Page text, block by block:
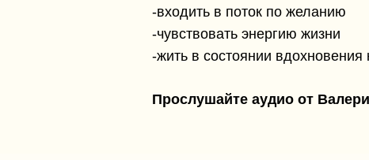
В ИЮНЕ
-входить в поток по желанию
-чувствовать энергию жизни
-жить в состоянии
Прослушайте аудио от